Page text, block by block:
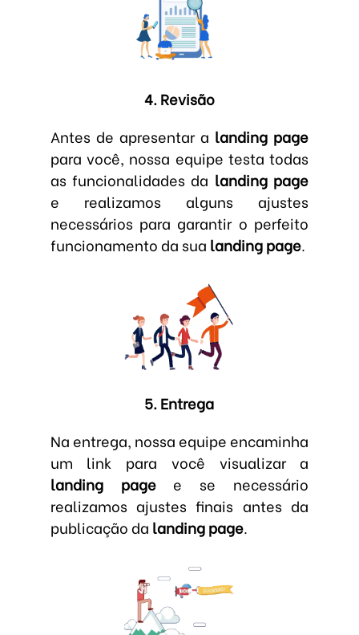
4. Revisão
Antes de apresentar a landing page
para você, nossa equipe testa todas
as funcionalidades da landing page
e realizamos alguns ajustes
necessários para garantir o perfeito
funcionamento da sua landing page.
5. Entrega
Na entrega, nossa equipe encaminha
um link para você visualizar a
landing pagee se necessário
realizamos ajustes finais antes da
publicação da landing page.